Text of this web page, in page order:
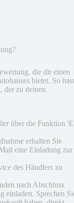
die dir einen
bietet. So hast
der zu deinen
über die Funktion
erhalten Sie
eine Einladung zur
des Händlers zu
nach Abschluss
einladen. Sprechen